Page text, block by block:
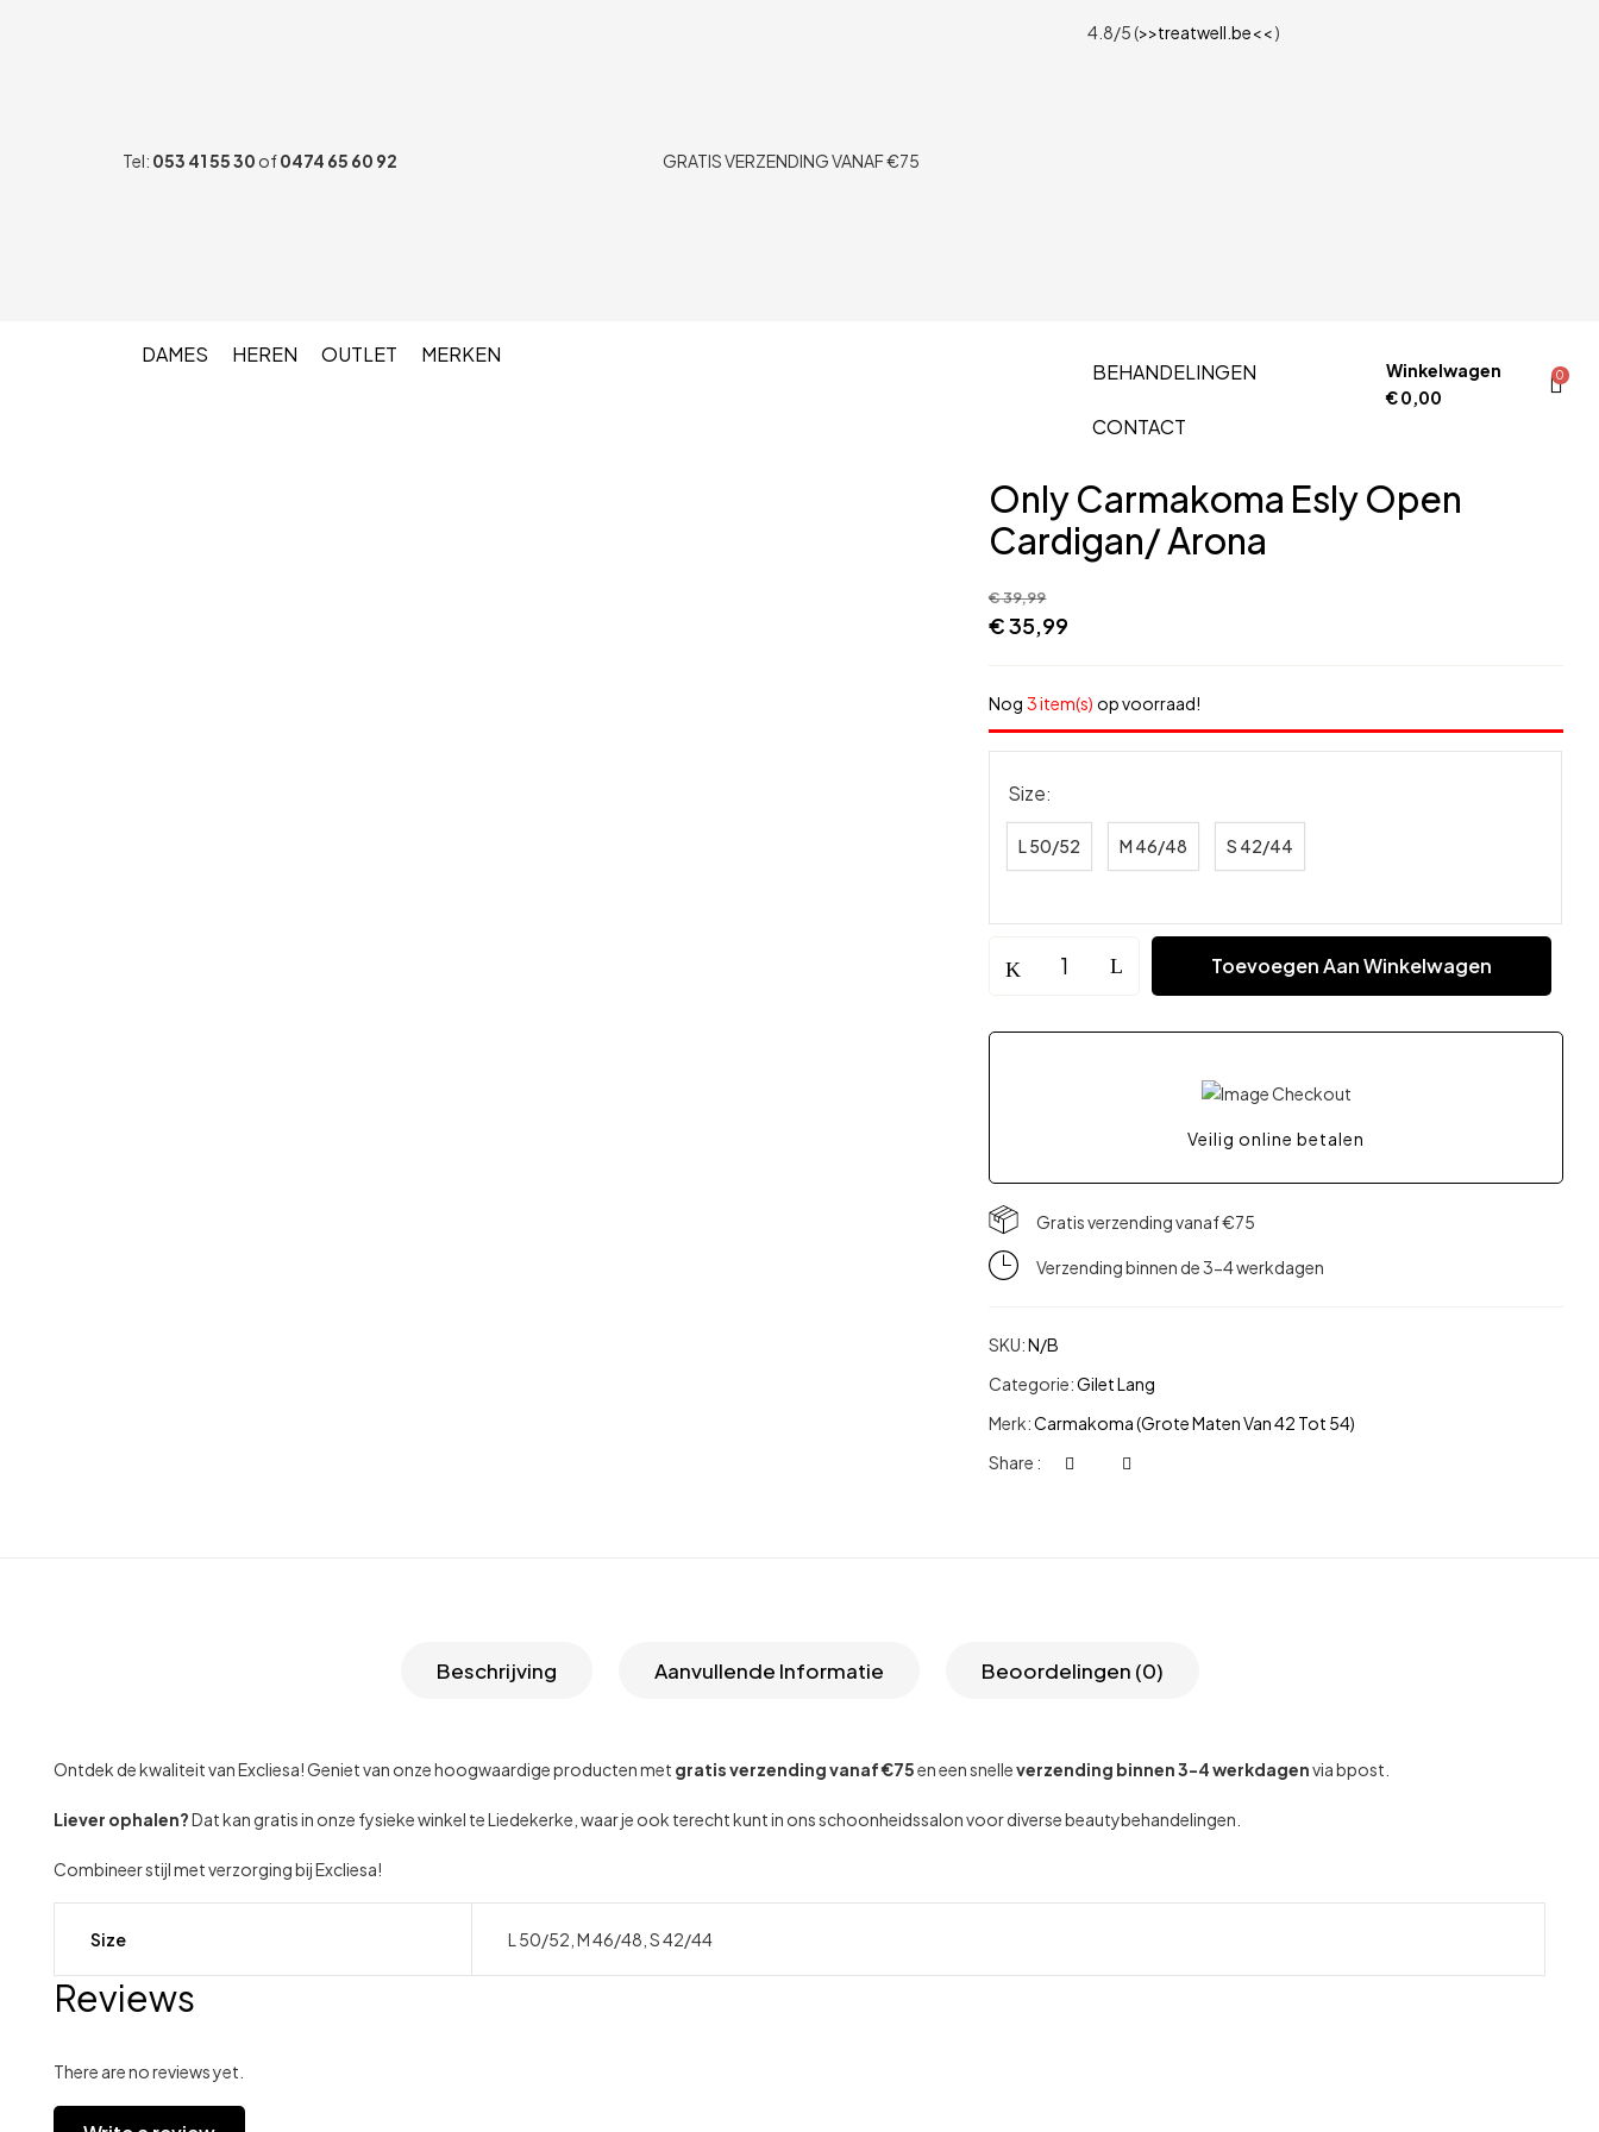
Tel: 053 41 55 30 of0474 65 60 92 GRATIS VERZENDING VANAF €75
4.8/5 (>>treatwell.be<<)
DAMES HEREN OUTLET MERKEN
BEHANDELINGEN
CONTACT
Winkelwagen
€0,00
0
Only Carmakoma Esly Open
Cardigan/ Arona
€39,99
€35,99
Nog 3 item(s) op voorraad!
Size
L 50/52 M 46/48 S 42/44
Toevoegen Aan Winkelwagen
Veilig online betalen
Gratis verzending vanaf €75
Verzending binnen de 3-4 werkdagen
SKU:N/B
Categorie:Gilet Lang
Merk:Carmakoma (Grote Maten Van 42 Tot 54)
Share :
Beschrijving Aanvullende Informatie Beoordelingen (0)
Ontdek de kwaliteit van Excliesa! Geniet van onze hoogwaardige producten met gratis verzending vanaf €75en een snelleverzending binnen 3-4 werkdagenvia bpost.
Liever ophalen?Dat kan gratis in onze fysieke winkel te Liedekerke, waar je ook terecht kunt in ons schoonheidssalon voor diverse beautybehandelingen.
Combineer stijl met verzorging bij Excliesa!
Size L 50/52, M 46/48, S 42/44
Reviews
There are no reviews yet.